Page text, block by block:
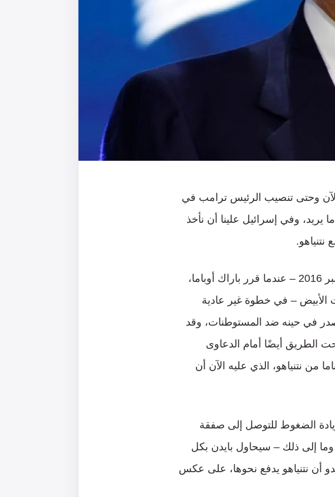
وحتى تنصيب الرئيس ترامب في
يريد، وفي إسرائيل علينا أن نأخذ
الخوف الأكبر هو إعادة بث قرار مجلس الأمن الصادر في 23 ديسمبر 2016 – عندما قرر باراك أوباما،
الأبيض – في خطوة غير عادية
في حينه ضد المستوطنات، وقد
الطريق أيضًا أمام الدعاوى
من نتنياهو، الذي عليه الآن أن
الضغوط للتوصل إلى صفقة
وما إلى ذلك – سيحاول بايدن بكل
أن نتنياهو يدفع نحوها، على عكس